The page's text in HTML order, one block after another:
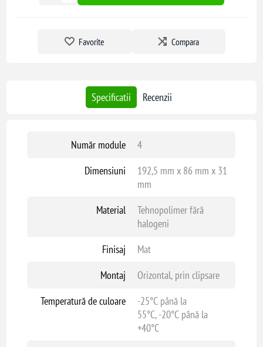
Favorite Compara
Specificatii Recenzii
Număr module
4
Dimensiuni
192,5 mm x 86 mm x 31
mm
Material
Tehnopolimer fără
halogeni
Finisaj
Mat
Montaj
Orizontal, prin clipsare
Temperatură de culoare
-25°C până la
55°C, -20°C până la
+40°C